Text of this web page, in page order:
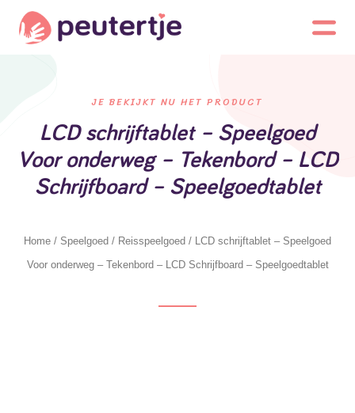
JE BEKIJKT NU HET PRODUCT
LCD schrijftablet – Speelgoed
Voor onderweg – Tekenbord – LCD
Schrijfboard – Speelgoedtablet
Home / Speelgoed / Reisspeelgoed / LCD schrijftablet – Speelgoed
Voor onderweg – Tekenbord – LCD Schrijfboard – Speelgoedtablet